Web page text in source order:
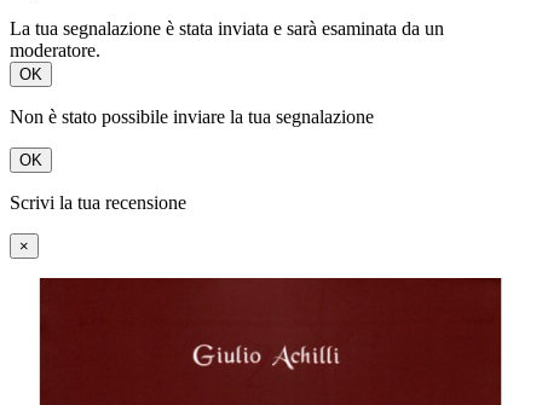
La tua segnalazione è stata inviata e sarà esaminata da un
moderatore.
OK
Non è stato possibile inviare la tua segnalazione
OK
Scrivi la tua recensione
×